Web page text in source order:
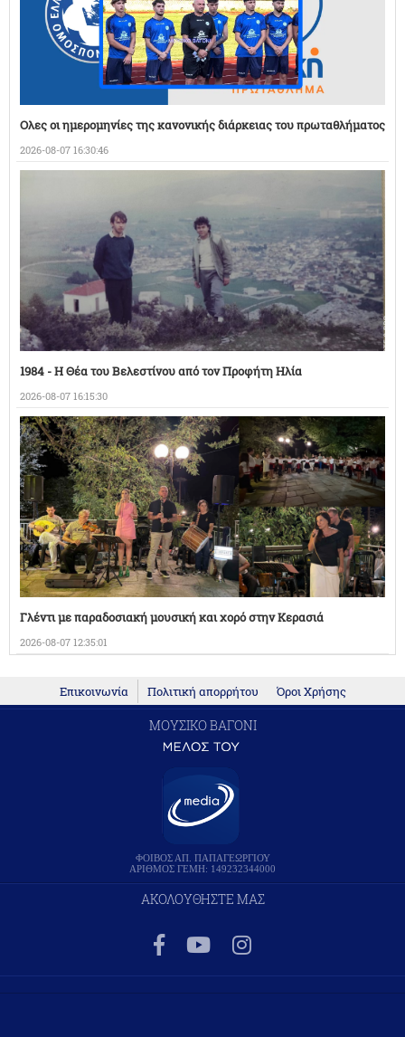
Ολες οι ημερομηνίες της κανονικής διάρκειας του πρωταθλήματος
2026-08-07 16:30:46
1984 - Η Θέα του Βελεστίνου από τον Προφήτη Ηλία
2026-08-07 16:15:30
Γλέντι με παραδοσιακή μουσική και χορό στην Κερασιά
2026-08-07 12:35:01
Επικοινωνία Πολιτική απορρήτου Όροι Χρήσης
ΜΟΥΣΙΚΟ ΒΑΓΟΝΙ
ΦΟΙΒΟΣ ΑΠ. ΠΑΠΑΓΕΩΡΓΙΟΥ
ΑΡΙΘΜΟΣ ΓΕΜΗ: 149232344000
ΑΚΟΛΟΥΘΗΣΤΕ ΜΑΣ